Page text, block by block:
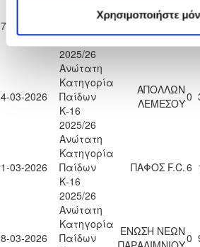
Χρησιμοποιήστε
03-2026
Κατηγορία
Κ-16
2025/26
ΠΑΦΟΣ F.C.
03-2026
Ανώτατη
Κατηγορία
Παίδων
Κ-16
2025/26
ΑΠΟΛΛΩΝ
ΛΕΜΕΣΟΥ0
03-2026
Ανώτατη
Κατηγορία
Παίδων
Κ-16
2025/26
ΠΑΦΟΣ F.C.6
03-2026
Ανώτατη
Κατηγορία
Παίδων
ΕΝΩΣΗ ΝΕΩΝ0